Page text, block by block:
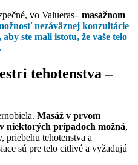
vo Valueras– masážnom
nezáväznej konzultácie
ste mali istotu, že vaše telo
tehotenstva –
Masáž v prvom
niektorých prípadoch možná,
priebehu tehotenstva a
sú pre telo citlivé a vyžadujú